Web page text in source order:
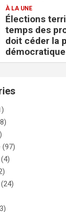
À LA UNE
Élections
temps des
doit céder la
démocratique
(97)
(4)
(24)